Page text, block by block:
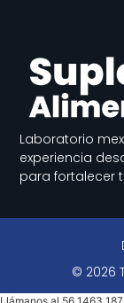
Laboratorio
experiencia
para fortalecer
© 2026